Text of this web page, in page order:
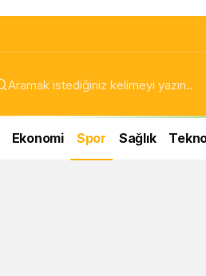
Ekonomi Spor Sağlık